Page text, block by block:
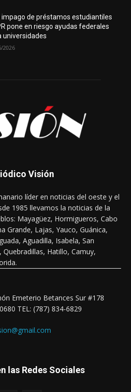
impago de préstamos estudiantiles
pone en riesgo ayudas federales
universidades
2026
Visión
líder en noticias del oeste y el
1985 llevamos la noticias de la
Mayagüez, Hormigueros, Cabo
Grande, Lajas, Yauco, Guánica,
Aguadilla, Isabela, San
Hatillo, Camuy,
Emeterio Betances Sur #178
TEL: (787) 834-6829
las Redes Sociales